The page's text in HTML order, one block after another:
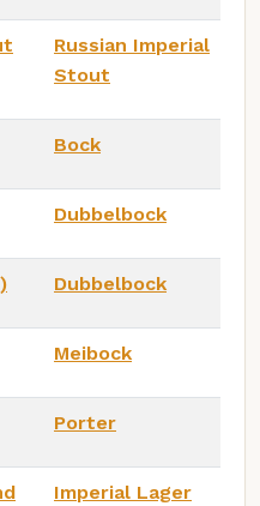
Russian Imperial
Stout
Bock
Dubbelbock
Dubbelbock
Meibock
Porter
Imperial Lager